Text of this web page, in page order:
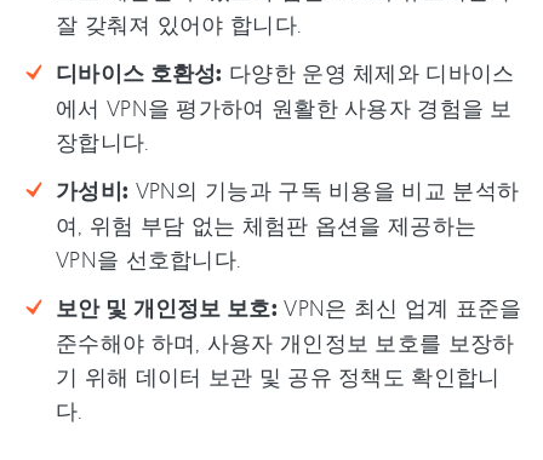
잘 갖춰져 있어야 합니다.
디바이스 호환성: 다양한 운영 체제와 디바이스
에서 VPN을 평가하여 원활한 사용자 경험을 보
장합니다.
가성비: VPN의 기능과 구독 비용을 비교 분석하
여, 위험 부담 없는 체험판 옵션을 제공하는
VPN을 선호합니다.
보안 및 개인정보 보호: VPN은 최신 업계 표준을
준수해야 하며, 사용자 개인정보 보호를 보장하
기 위해 데이터 보관 및 공유 정책도 확인합니
다.